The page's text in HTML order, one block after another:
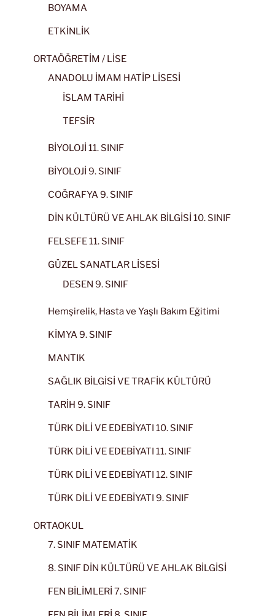
BOYAMA
ETKİNLİK
ORTAÖĞRETİM / LİSE
ANADOLU İMAM HATİP LİSESİ
İSLAM TARİHİ
TEFSİR
BİYOLOJİ 11. SINIF
BİYOLOJİ 9. SINIF
COĞRAFYA 9. SINIF
DİN KÜLTÜRÜ VE AHLAK BİLGİSİ 10. SINIF
FELSEFE 11. SINIF
GÜZEL SANATLAR LİSESİ
DESEN 9. SINIF
Hemşirelik, Hasta ve Yaşlı Bakım Eğitimi
KİMYA 9. SINIF
MANTIK
SAĞLIK BİLGİSİ VE TRAFİK KÜLTÜRÜ
TARİH 9. SINIF
TÜRK DİLİ VE EDEBİYATI 10. SINIF
TÜRK DİLİ VE EDEBİYATI 11. SINIF
TÜRK DİLİ VE EDEBİYATI 12. SINIF
TÜRK DİLİ VE EDEBİYATI 9. SINIF
ORTAOKUL
7. SINIF MATEMATİK
8. SINIF DİN KÜLTÜRÜ VE AHLAK BİLGİSİ
FEN BİLİMLERİ 7. SINIF